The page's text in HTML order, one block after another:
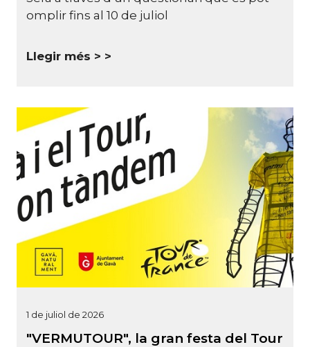
omplir fins al 10 de juliol
Llegir més >
1 de juliol de 2026
"VERMUTOUR", la gran festa del Tour